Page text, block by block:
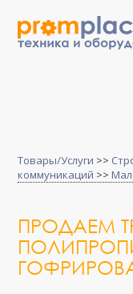
Товары/Услуги >>
коммуникаций >>
ПРОДАЕМ